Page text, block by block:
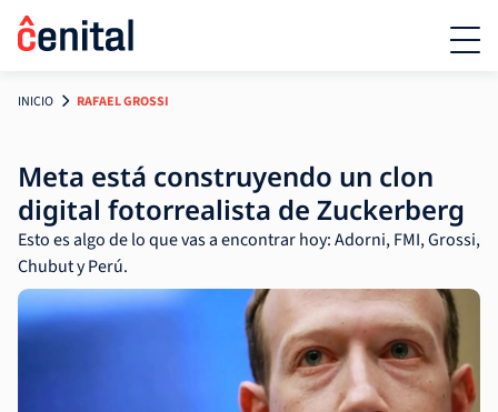
INICIO RAFAEL GROSSI
Meta está construyendo un clon
digital fotorrealista de Zuckerberg
Esto es algo de lo que vas a encontrar hoy: Adorni, FMI, Grossi,
Chubut y Perú.